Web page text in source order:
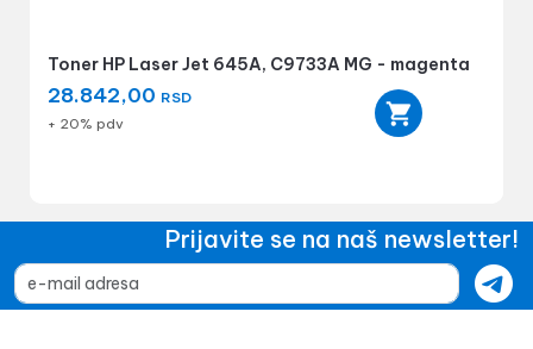
Toner HP Laser Jet 645A, C9733A MG - magenta
28.842,00 RSD
+ 20% pdv
Prijavite se na naš newsletter!